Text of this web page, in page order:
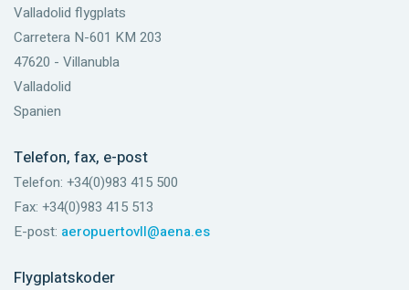
Valladolid flygplats
Carretera N-601 KM 203
47620 - Villanubla
Valladolid
Spanien
Telefon, fax, e-post
Telefon: +34(0)983 415 500
Fax: +34(0)983 415 513
E-post: aeropuertovll@aena.es
Flygplatskoder